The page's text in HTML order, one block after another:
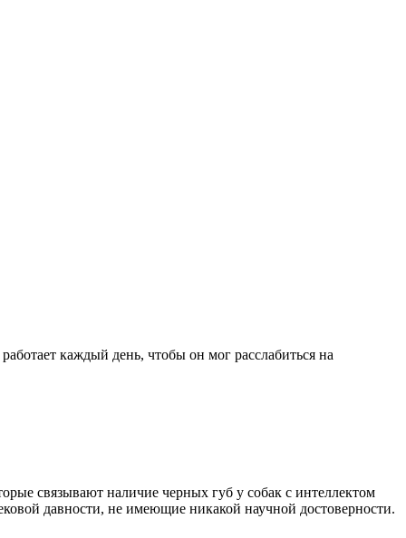
каждый день, чтобы он мог расслабиться на
связывают наличие черных губ у собак с интеллектом
давности, не имеющие никакой научной достоверности.